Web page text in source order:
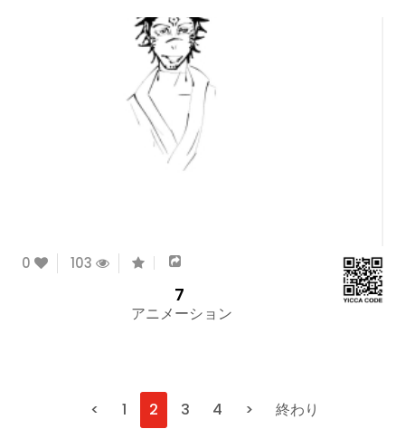
0 103
7
アニメーション
< 1 2 3 4 > 終わり